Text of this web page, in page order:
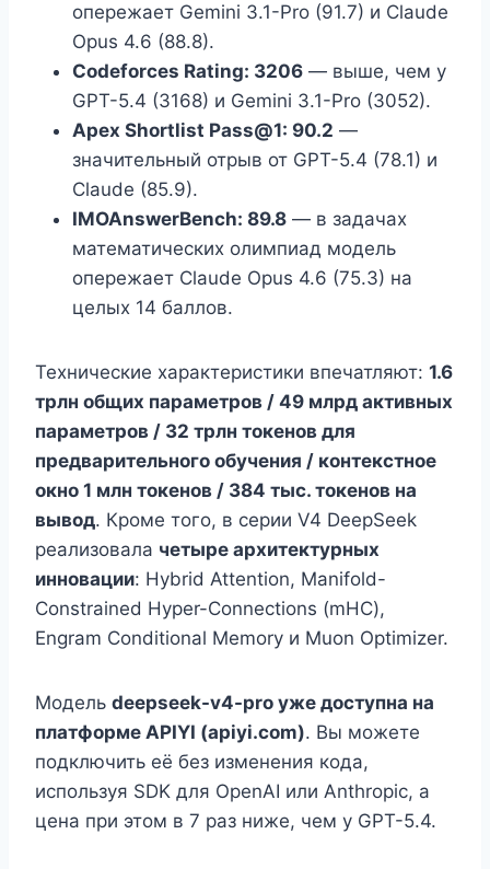
опережает Gemini 3.1-Pro (91.7) и Claude
Opus 4.6 (88.8).
Codeforces Rating: 3206 — выше, чем у
GPT-5.4 (3168) и Gemini 3.1-Pro (3052).
Apex Shortlist Pass@1: 90.2 —
значительный отрыв от GPT-5.4 (78.1) и
Claude (85.9).
IMOAnswerBench: 89.8 — в задачах
математических олимпиад модель
опережает Claude Opus 4.6 (75.3) на
целых 14 баллов.
Технические характеристики впечатляют: 1.6
трлн общих параметров / 49 млрд активных
параметров / 32 трлн токенов для
предварительного обучения / контекстное
окно 1 млн токенов / 384 тыс. токенов на
вывод. Кроме того, в серии V4 DeepSeek
реализовала четыре архитектурных
инновации: Hybrid Attention, Manifold-
Constrained Hyper-Connections (mHC),
Engram Conditional Memory и Muon Optimizer.
Модель deepseek-v4-pro уже доступна на
платформе APIYI (apiyi.com). Вы можете
подключить её без изменения кода,
используя SDK для OpenAI или Anthropic, а
цена при этом в 7 раз ниже, чем у GPT-5.4.